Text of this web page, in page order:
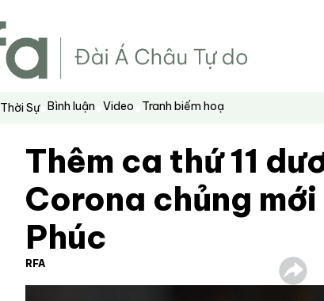
Thời Sự Bình luận Video Tranh biếm hoạ
Thêm ca thứ 11
Corona chủng
Phúc
RFA